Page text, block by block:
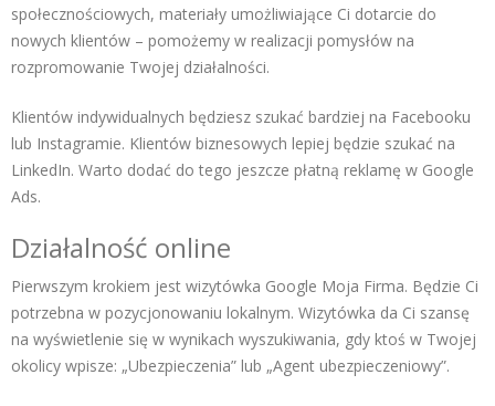
społecznościowych, materiały umożliwiające Ci dotarcie do
nowych klientów – pomożemy w realizacji pomysłów na
rozpromowanie Twojej działalności.
Klientów indywidualnych będziesz szukać bardziej na Facebooku
lub Instagramie. Klientów biznesowych lepiej będzie szukać na
LinkedIn. Warto dodać do tego jeszcze płatną reklamę w Google
Ads.
Działalność online
Pierwszym krokiem jest wizytówka Google Moja Firma. Będzie Ci
potrzebna w pozycjonowaniu lokalnym. Wizytówka da Ci szansę
na wyświetlenie się w wynikach wyszukiwania, gdy ktoś w Twojej
okolicy wpisze: „Ubezpieczenia” lub „Agent ubezpieczeniowy”.